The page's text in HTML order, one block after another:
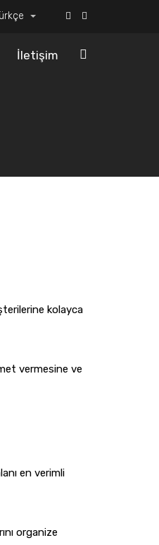
İletişim
kolayca
vermesine ve
en verimli
organize